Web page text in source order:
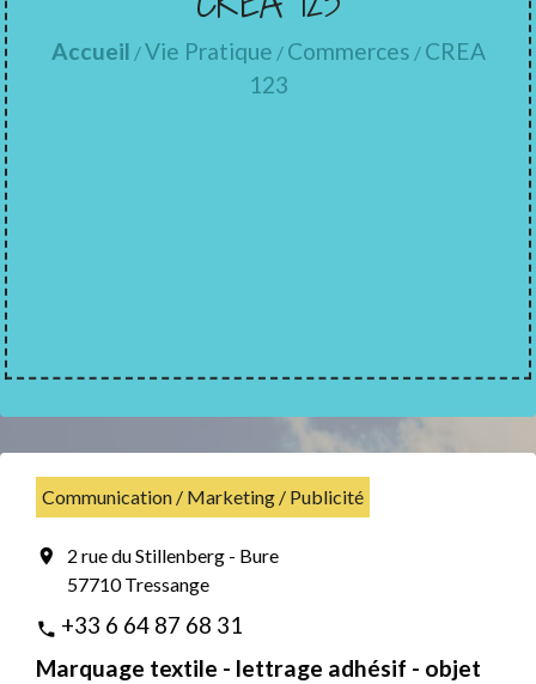
Accueil /Vie Pratique / Commerces / CREA
123
Communication / Marketing / Publicité
location_on
2 rue du Stillenberg - Bure
57710 Tressange
phone +33 6 64 87 68 31
Marquage textile - lettrage adhésif - objet